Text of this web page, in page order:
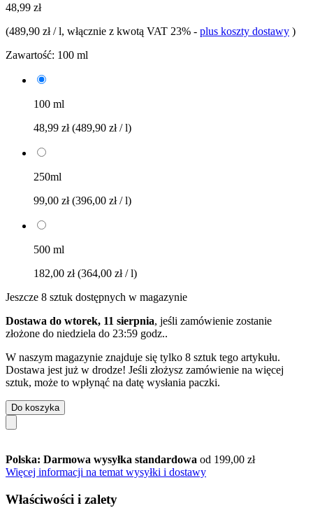
48,99 zł
(489,90 zł / l, włącznie z kwotą VAT 23% - plus koszty dostawy )
Zawartość: 100 ml
100 ml
48,99 zł(489,90 zł / l)
250ml
99,00 zł(396,00 zł / l)
500 ml
182,00 zł(364,00 zł / l)
Jeszcze 8 sztuk dostępnych w magazynie
Dostawa do wtorek, 11 sierpnia, jeśli zamówienie zostanie
złożone do niedziela do 23:59 godz..
W naszym magazynie znajduje się tylko 8 sztuk tego artykułu.
Dostawa jest już w drodze! Jeśli złożysz zamówienie na więcej
sztuk, może to wpłynąć na datę wysłania paczki.
Do koszyka
Polska: Darmowa wysyłka standardowa od 199,00 zł
Więcej informacji na temat wysyłki i dostawy
Właściwości i zalety